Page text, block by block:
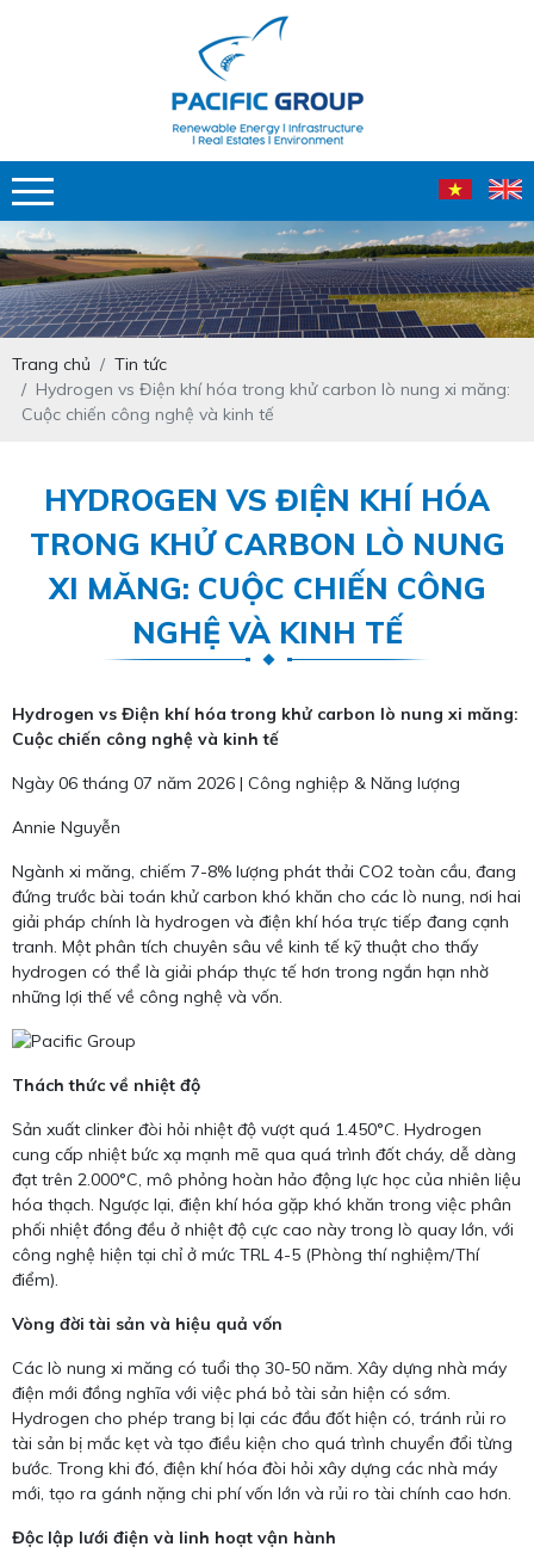
Trang chủ
Tin tức
Hydrogen vs Điện khí hóa trong khử carbon lò nung xi măng:
Cuộc chiến công nghệ và kinh tế
HYDROGEN VS ĐIỆN KHÍ HÓA
TRONG KHỬ CARBON LÒ NUNG
XI MĂNG: CUỘC CHIẾN CÔNG
NGHỆ VÀ KINH TẾ
Hydrogen vs Điện khí hóa trong khử carbon lò nung xi măng:
Cuộc chiến công nghệ và kinh tế
Ngày 06 tháng 07 năm 2026 | Công nghiệp & Năng lượng
Annie Nguyễn
Ngành xi măng, chiếm 7-8% lượng phát thải CO2 toàn cầu, đang
đứng trước bài toán khử carbon khó khăn cho các lò nung, nơi hai
giải pháp chính là hydrogen và điện khí hóa trực tiếp đang cạnh
tranh. Một phân tích chuyên sâu về kinh tế kỹ thuật cho thấy
hydrogen có thể là giải pháp thực tế hơn trong ngắn hạn nhờ
những lợi thế về công nghệ và vốn.
Thách thức về nhiệt độ
Sản xuất clinker đòi hỏi nhiệt độ vượt quá 1.450°C. Hydrogen
cung cấp nhiệt bức xạ mạnh mẽ qua quá trình đốt cháy, dễ dàng
đạt trên 2.000°C, mô phỏng hoàn hảo động lực học của nhiên liệu
hóa thạch. Ngược lại, điện khí hóa gặp khó khăn trong việc phân
phối nhiệt đồng đều ở nhiệt độ cực cao này trong lò quay lớn, với
công nghệ hiện tại chỉ ở mức TRL 4-5 (Phòng thí nghiệm/Thí
điểm).
Vòng đời tài sản và hiệu quả vốn
Các lò nung xi măng có tuổi thọ 30-50 năm. Xây dựng nhà máy
điện mới đồng nghĩa với việc phá bỏ tài sản hiện có sớm.
Hydrogen cho phép trang bị lại các đầu đốt hiện có, tránh rủi ro
tài sản bị mắc kẹt và tạo điều kiện cho quá trình chuyển đổi từng
bước. Trong khi đó, điện khí hóa đòi hỏi xây dựng các nhà máy
mới, tạo ra gánh nặng chi phí vốn lớn và rủi ro tài chính cao hơn.
Độc lập lưới điện và linh hoạt vận hành